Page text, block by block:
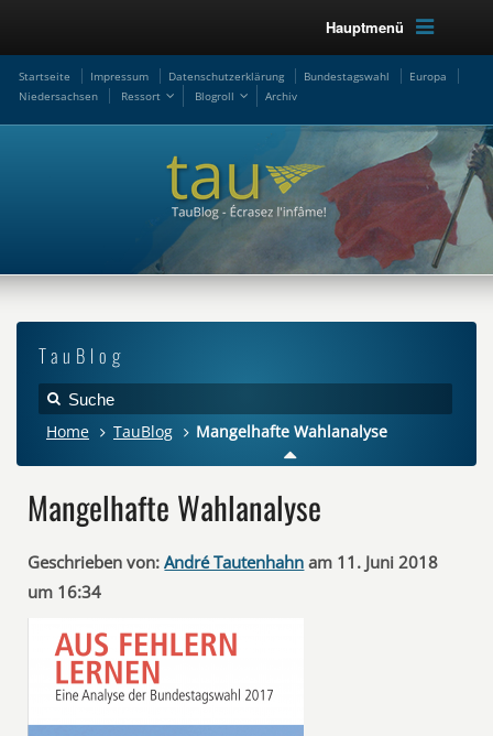
Hauptmenü
Startseite Impressum Datenschutzerklärung Bundestagswahl
Europa
Niedersachsen
Ressort Blogroll Archiv
TauBlog
Home TauBlog Mangelhafte Wahlanalyse
Mangelhafte Wahlanalyse
Geschrieben von: André Tautenhahn am 11. Juni 2018
um 16:34